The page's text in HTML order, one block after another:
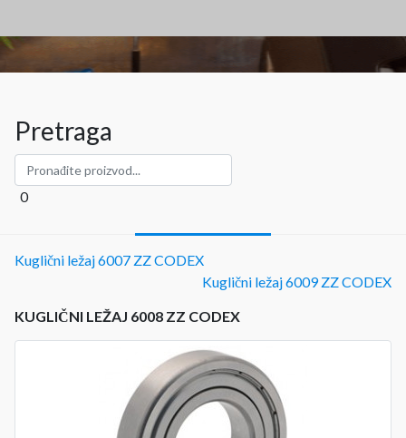
Pretraga
0
Kuglični ležaj 6007 ZZ CODEX
Kuglični ležaj 6009 ZZ CODEX
KUGLIČNI LEŽAJ 6008 ZZ CODEX